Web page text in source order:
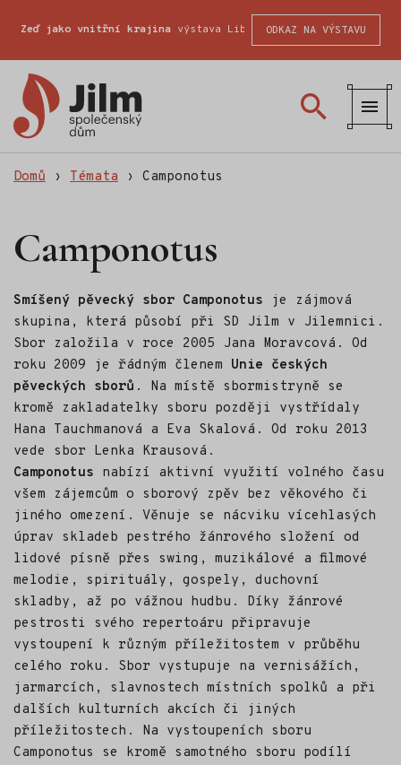
Zeď jako vnitřní krajina výstava Liberecké školy fotografické
ODKAZ NA VÝSTAVU
Domů › Témata › Camponotus
Camponotus
Smíšený pěvecký sbor Camponotus je zájmová
skupina, která působí při SD Jilm v Jilemnici.
Sbor založila v roce 2005 Jana Moravcová. Od
roku 2009 je řádným členem Unie českých
pěveckých sborů . Na místě sbormistryně se
kromě zakladatelky sboru později vystřídaly
Hana Tauchmanová a Eva Skalová. Od roku 2013
vede sbor Lenka Krausová.
Camponotus nabízí aktivní využití volného času
všem zájemcům o sborový zpěv bez věkového či
jiného omezení. Věnuje se nácviku vícehlasých
úprav skladeb pestrého žánrového složení od
lidové písně přes swing, muzikálové a filmové
melodie, spirituály, gospely, duchovní
skladby, až po vážnou hudbu. Díky žánrové
pestrosti svého repertoáru připravuje
vystoupení k různým příležitostem v průběhu
celého roku. Sbor vystupuje na vernisážích,
jarmarcích, slavnostech místních spolků a při
dalších kulturních akcích či jiných
příležitostech. Na vystoupeních sboru
Camponotus se kromě samotného sboru podílí